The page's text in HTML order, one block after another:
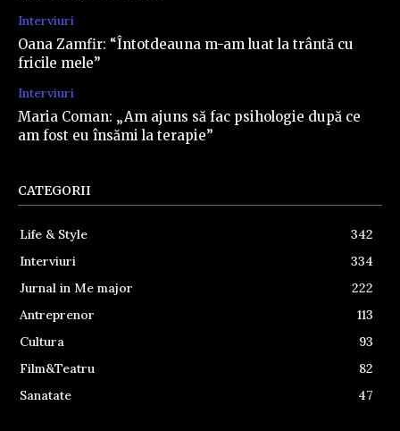
Interviuri
Oana Zamfir: “Întotdeauna m-am luat la trântă cu
fricile mele”
Interviuri
Maria Coman: „Am ajuns să fac psihologie după ce
am fost eu însămi la terapie”
CATEGORII
Life & Style
342
Interviuri
334
Jurnal in Me major
222
Antreprenor
113
Cultura
93
Film&Teatru
82
Sanatate
47